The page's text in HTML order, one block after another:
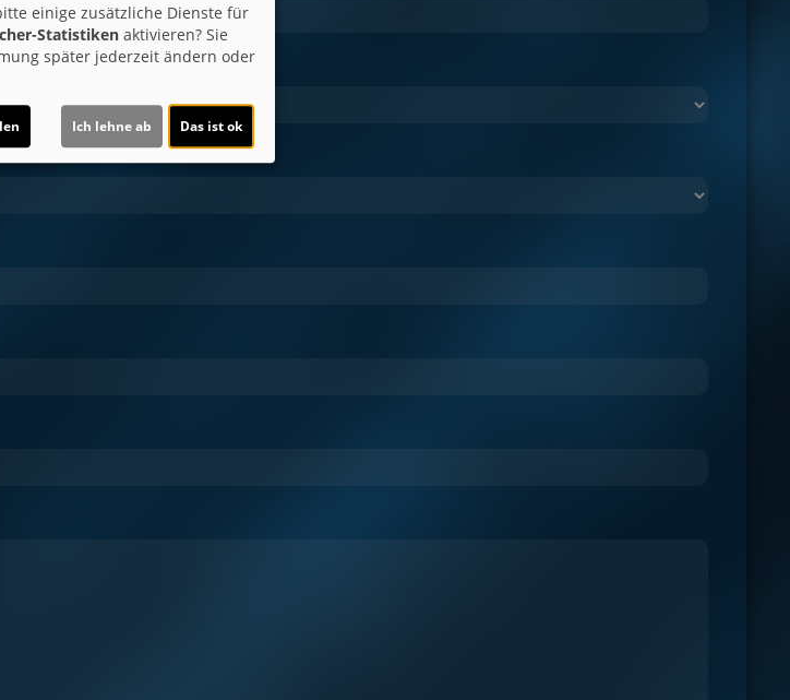
einige zusätzliche Dienste für
Statistiken aktivieren? Sie
später jederzeit ändern oder
Ich lehne ab Das ist ok